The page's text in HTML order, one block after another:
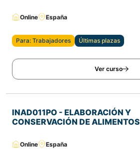
Online España
Para: Trabajadores Últimas plazas
Ver curso
INAD011PO - ELABORACIÓN Y
CONSERVACIÓN DE ALIMENTOS
Online España